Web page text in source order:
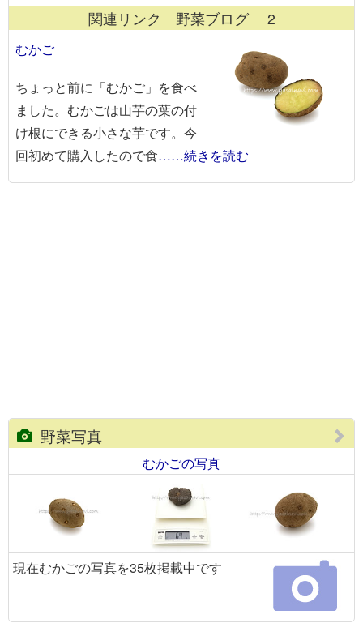
関連リンク 野菜ブログ 2
むかご
ちょっと前に「むかご」を食べ
ました。むかごは山芋の葉の付
け根にできる小さな芋です。今
回初めて購入したので食……続きを読む
野菜写真
むかごの写真
現在むかごの写真を35枚掲載中です